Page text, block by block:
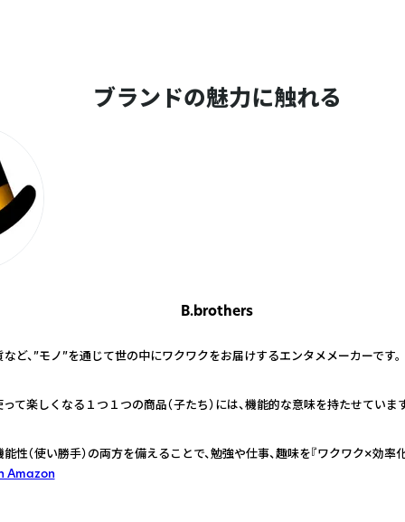
ブランドの魅力に触れる
B.brothers
など、”モノ”を通じて世の中にワクワクをお届けするエンタメメーカーです。
て楽しくなる１つ１つの商品（子たち）には、機能的な意味を持たせていま
能性（使い勝手）の両方を備えることで、勉強や仕事、趣味を『ワクワク×効率
Amazon